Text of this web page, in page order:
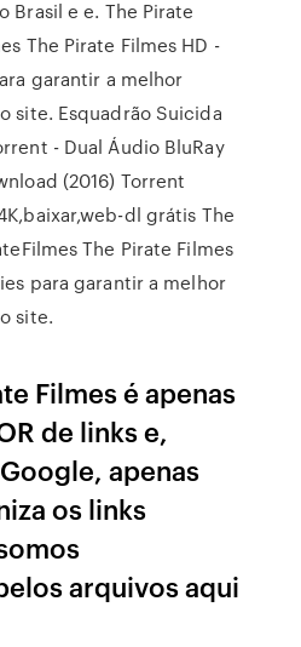
Brasil e e. The Pirate
The Pirate Filmes HD -
garantir a melhor
site. Esquadrão Suicida
- Dual Áudio BluRay
(2016) Torrent
dl grátis The
The Pirate Filmes
para garantir a melhor
site.
Filmes é apenas
de links e,
apenas
os links
arquivos aqui